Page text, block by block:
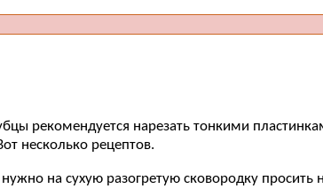
рекомендуется нарезать тонкими
несколько рецептов.
на сухую разогретую сковородку просить